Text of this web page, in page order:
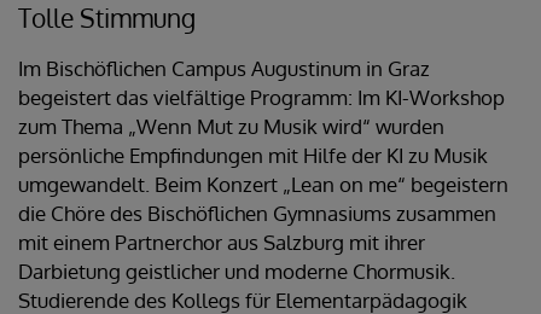
Tolle Stimmung
Im Bischöflichen Campus Augustinum in Graz
begeistert das vielfältige Programm: Im KI-Workshop
zum Thema „Wenn Mut zu Musik wird“ wurden
persönliche Empfindungen mit Hilfe der KI zu Musik
umgewandelt. Beim Konzert „Lean on me“ begeistern
die Chöre des Bischöflichen Gymnasiums zusammen
mit einem Partnerchor aus Salzburg mit ihrer
Darbietung geistlicher und moderne Chormusik.
Studierende des Kollegs für Elementarpädagogik